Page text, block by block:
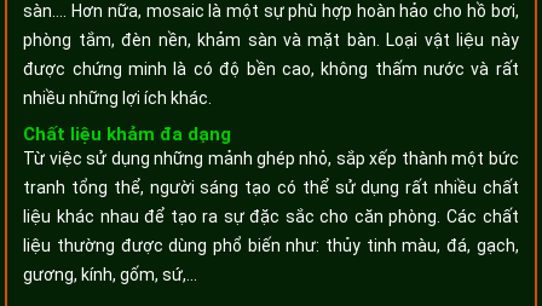
sàn…. Hơn nữa, mosaic là một sự phù hợp hoàn hảo cho hồ bơi,
phòng tắm, đèn nền, khảm sàn và mặt bàn. Loại vật liệu này
được chứng minh là có độ bền cao, không thấm nước và rất
nhiều những lợi ích khác.
Chất liệu khảm đa dạng
Từ việc sử dụng những mảnh ghép nhỏ, sắp xếp thành một bức
tranh tổng thể, người sáng tạo có thể sử dụng rất nhiều chất
liệu khác nhau để tạo ra sự đặc sắc cho căn phòng. Các chất
liệu thường được dùng phổ biến như: thủy tinh màu, đá, gạch,
gương, kính, gốm, sứ,...